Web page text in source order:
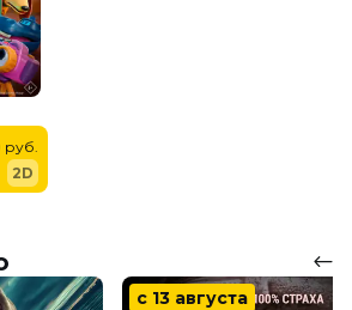
руб.
2D
с 13 августа